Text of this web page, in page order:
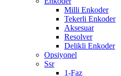
Milli Enkoder
Tekerli Enkoder
Aksesuar
Resolver
Delikli Enkoder
Opsiyonel
Ssr
1-Faz